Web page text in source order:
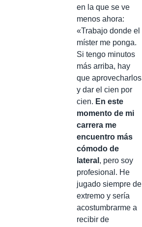
en la que se ve
menos ahora:
«Trabajo donde el
míster me ponga.
Si tengo minutos
más arriba, hay
que aprovecharlos
y dar el cien por
cien. En este
momento de mi
carrera me
encuentro más
cómodo de
lateral , pero soy
profesional. He
jugado siempre de
extremo y sería
acostumbrarme a
recibir de